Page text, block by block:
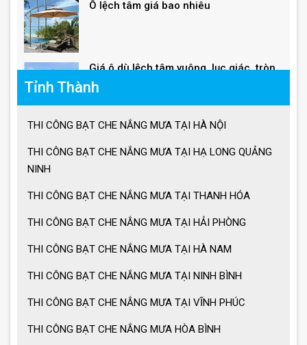
Lưu ý khi sử dụng ô dù che nắng mưa
Ưu điểm ô dù che nắng mưa
Cách chọn ô dù che nắng mưa
Ô dù che nắng mưa giá tốt
Tỉnh Thành
THI CÔNG BẠT CHE NẮNG MƯA TẠI HÀ NỘI
THI CÔNG BẠT CHE NẮNG MƯA TẠI HẠ LONG QUẢNG
NINH
THI CÔNG BẠT CHE NẮNG MƯA TẠI THANH HÓA
THI CÔNG BẠT CHE NẮNG MƯA TẠI HẢI PHÒNG
THI CÔNG BẠT CHE NẮNG MƯA TẠI HÀ NAM
THI CÔNG BẠT CHE NẮNG MƯA TẠI NINH BÌNH
THI CÔNG BẠT CHE NẮNG MƯA TẠI VĨNH PHÚC
THI CÔNG BẠT CHE NẮNG MƯA HÒA BÌNH